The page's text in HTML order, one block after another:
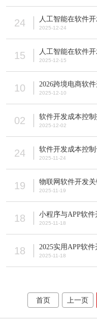
24 2025-12-24
15 2025-12-15
10 2025-12-10
02 2025-12-02
24 软件开发成本控
2025-11-24
19 2025-11-19
18 小程序与APP软
2025-11-18
18 2025-11-18
首页 上一页